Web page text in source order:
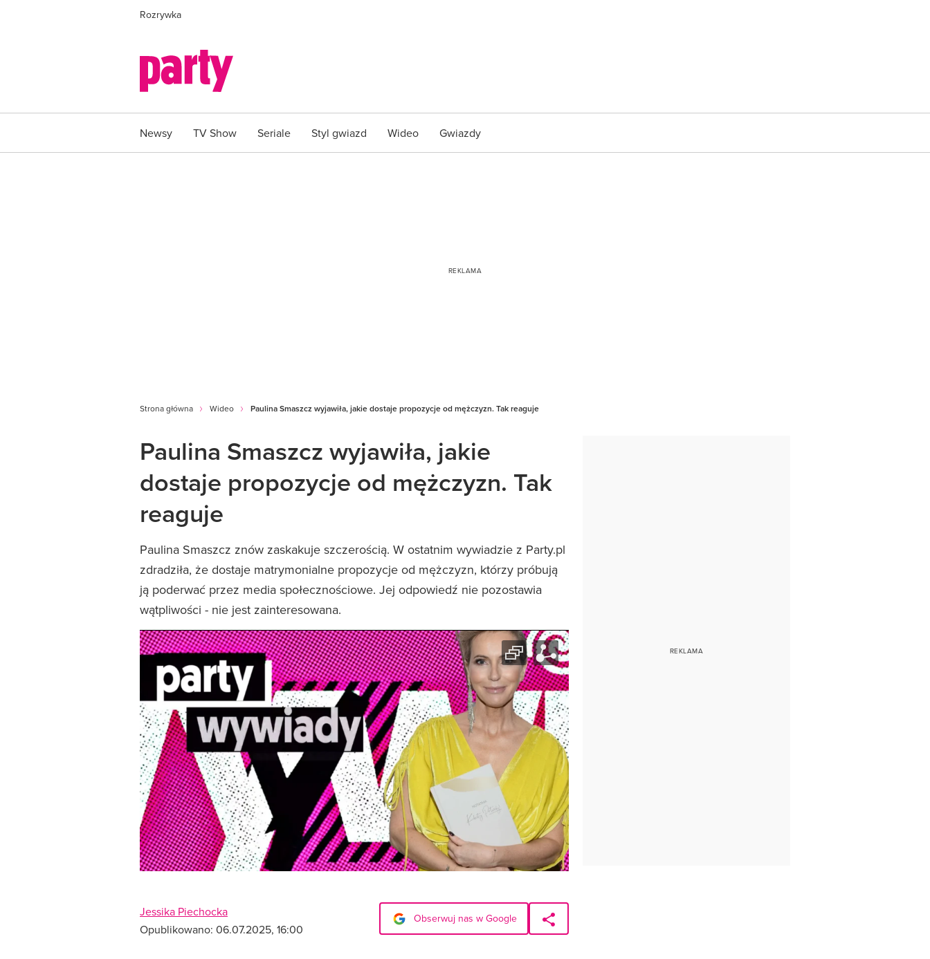
Rozrywka
Newsy TV Show Seriale Styl gwiazd Wideo Gwiazdy
Strona główna Wideo Paulina Smaszcz wyjawiła, jakie dostaje propozycje od mężczyzn. Tak reaguje
Paulina Smaszcz wyjawiła, jakie
dostaje propozycje od mężczyzn. Tak
reaguje
Paulina Smaszcz znów zaskakuje szczerością. W ostatnim wywiadzie z Party.pl
zdradziła, że dostaje matrymonialne propozycje od mężczyzn, którzy próbują
ją poderwać przez media społecznościowe. Jej odpowiedź nie pozostawia
wątpliwości - nie jest zainteresowana.
Jessika Piechocka
Opublikowano: 06.07.2025, 16:00
Obserwuj nas w Google